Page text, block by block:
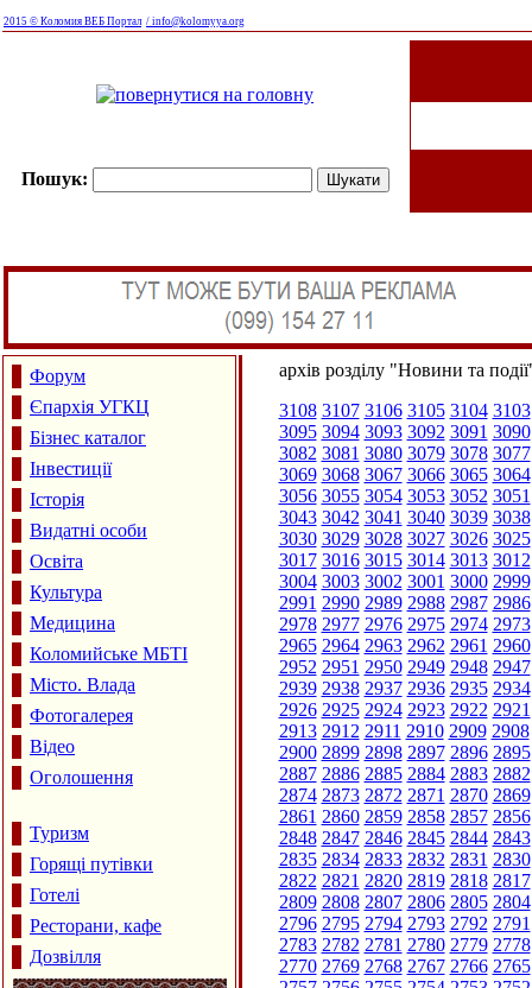
2015 © Коломия ВЕБ Портал / info@kolomyya.org
Пошук:
Форум
Єпархія УГКЦ
Бізнес каталог
Інвестиції
Історія
Видатні особи
Освіта
Культура
Медицина
Коломийське МБТІ
Місто. Влада
Фотогалерея
Відео
Оголошення
Туризм
Горящі путівки
Готелі
Ресторани, кафе
Дозвілля
архів розділу "Новини та
3108 3107 3106 3105 3104 3103
3095 3094 3093 3092 3091 3090
3082 3081 3080 3079 3078 3077
3069 3068 3067 3066 3065 3064
3056 3055 3054 3053 3052 3051
3043 3042 3041 3040 3039 3038
3030 3029 3028 3027 3026 3025
3017 3016 3015 3014 3013 3012
3004 3003 3002 3001 3000 2999
2991 2990 2989 2988 2987 2986
2978 2977 2976 2975 2974 2973
2965 2964 2963 2962 2961 2960
2952 2951 2950 2949 2948 2947
2939 2938 2937 2936 2935 2934
2926 2925 2924 2923 2922 2921
2913 2912 2911 2910 2909 2908
2900 2899 2898 2897 2896 2895
2887 2886 2885 2884 2883 2882
2874 2873 2872 2871 2870 2869
2861 2860 2859 2858 2857 2856
2848 2847 2846 2845 2844 2843
2835 2834 2833 2832 2831 2830
2822 2821 2820 2819 2818 2817
2809 2808 2807 2806 2805 2804
2796 2795 2794 2793 2792 2791
2783 2782 2781 2780 2779 2778
2770 2769 2768 2767 2766 2765